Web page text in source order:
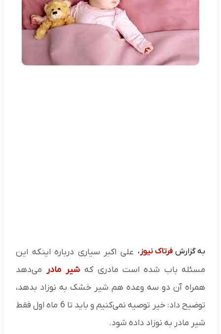
به گزارش فرتاک نیوز ، علی اکبر سیاری درباره اینکه این
مسئله باب شده است مادری که شیر مادر می‌دهد
همراه آن دو سه وعده هم شیر خشک به نوزاد بدهد،
توضیح داد: خیر توصیه نمی‌کنیم و باید تا 6 ماه اول فقط
شیر مادر به نوزاد داده شود.